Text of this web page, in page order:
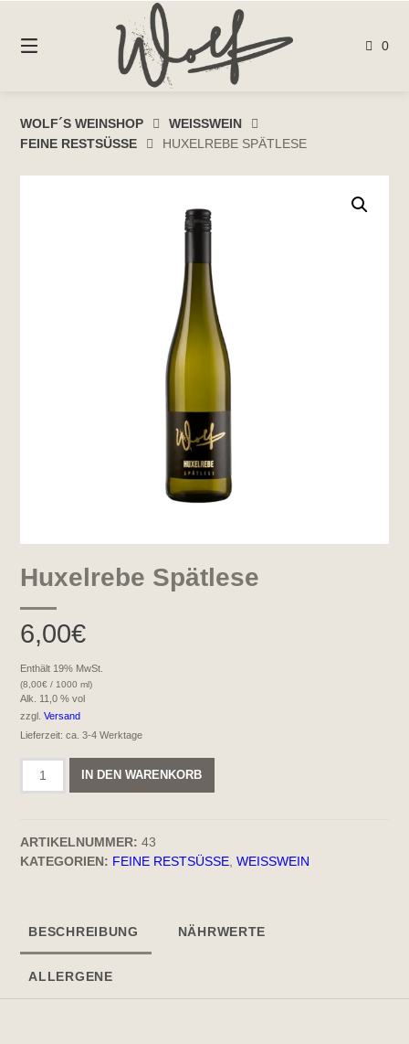
zum
0
WOLF´S WEINSHOP
WEISSWEIN
FEINE RESTSÜSSE
HUXELREBE SPÄTLESE
Huxelrebe Spätlese
6,00€
Enthält 19% MwSt.
(8,00€ / 1000 ml)
Alk. 11,0 % vol
zzgl.Versand
Lieferzeit: ca. 3-4 Werktage
IN DEN WARENKORB
ARTIKELNUMMER: 43
KATEGORIEN: FEINE RESTSÜSSE ,WEISSWEIN
BESCHREIBUNG NÄHRWERTE
ALLERGENE